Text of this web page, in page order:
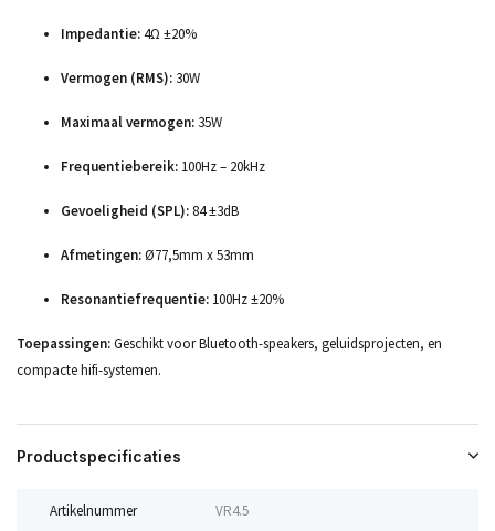
Impedantie:4Ω ±20%
Vermogen (RMS): 30W
Maximaal vermogen: 35W
Frequentiebereik: 100Hz – 20kHz
Gevoeligheid (SPL): 84 ±3dB
Afmetingen:Ø77,5mm x 53mm
Resonantiefrequentie: 100Hz ±20%
Toepassingen:Geschikt voor Bluetooth-speakers, geluidsprojecten, en
compacte hifi-systemen.
Productspecificaties
Artikelnummer VR4.5